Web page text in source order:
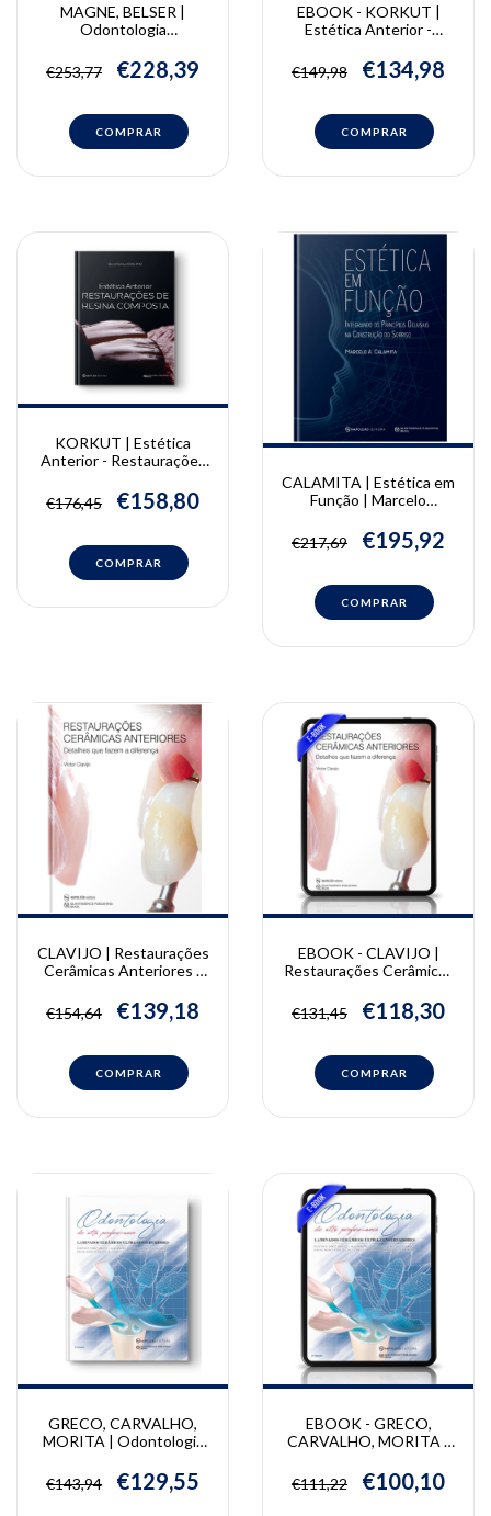
MAGNE, BELSER |
Odontologia
Biomimética - Vol. 1 e 2 |
Pascal Magne e Urs
€253,77 €228,39
EBOOK - KORKUT |
Estética Anterior -
Composta | Bora Korkut
€149,98 €134,98
KORKUT | Estética
Anterior - Restaurações
Bora Korkut
€176,45 €158,80
CALAMITA | Estética em
Função | Marcelo
€217,69
€195,92
CLAVIJO | Restaurações
Cerâmicas Anteriores |
€154,64
€139,18
EBOOK - CLAVIJO |
Restaurações Cerâmicas
Clavijo
€131,45 €118,30
GRECO, CARVALHO,
MORITA | Odontologia
Laminados cerâmicos
ultra-conservadores |
€143,94 €129,55
EBOOK - GRECO,
CARVALHO, MORITA |
Performance - Laminados
cerâmicos ultra-
€111,22 €100,10